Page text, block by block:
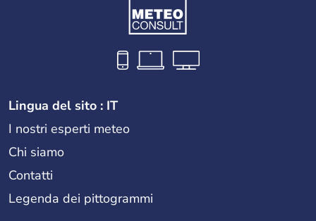
Lingua del sito : IT
I nostri esperti meteo
Chi siamo
Contatti
Legenda dei pittogrammi